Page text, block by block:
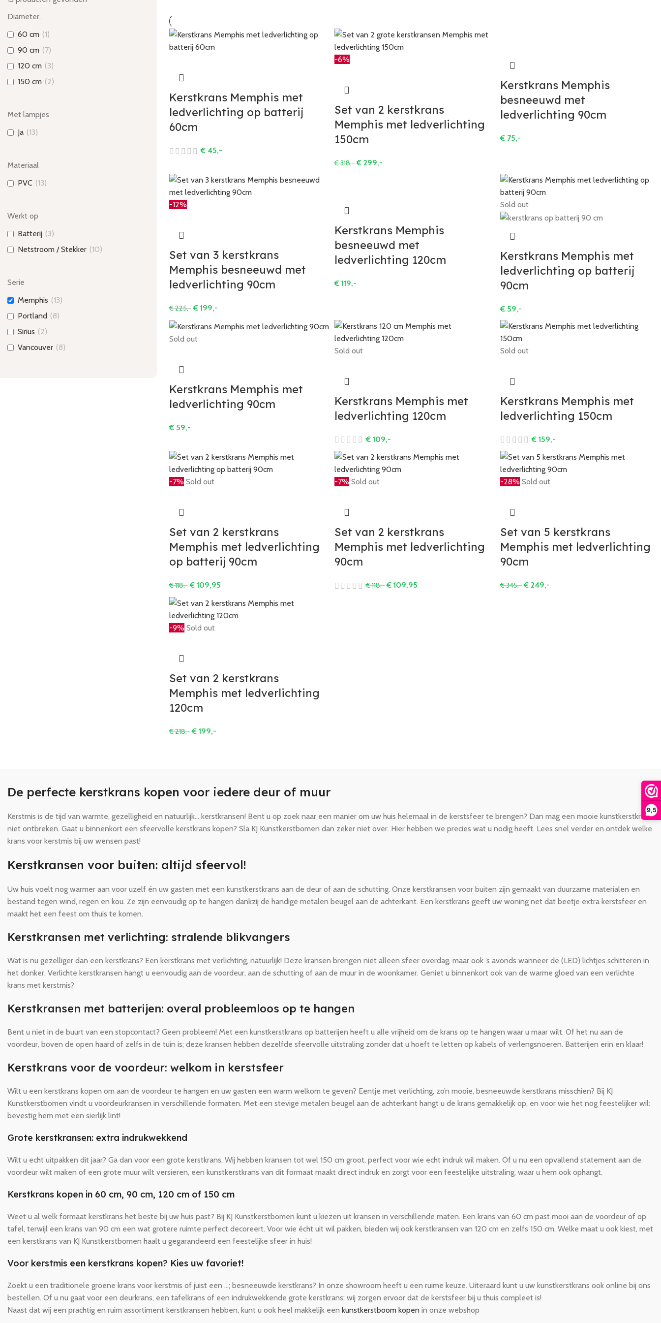
9,5
Diameter.
60 cm (1)
90 cm (7)
120 cm (3)
150 cm (2)
Met lampjes
Ja (13)
Materiaal
PVC (13)
Werkt op
Batterij (3)
Netstroom / Stekker (10)
Serie
Memphis (13)
Portland (8)
Sirius (2)
Vancouver (8)
Kerstkrans Memphis met
ledverlichting op batterij
60cm
€45,-
-6%
Set van 2 kerstkrans
Memphis met ledverlichting
150cm
€318,- € 299,-
Kerstkrans Memphis
besneeuwd met
ledverlichting 90cm
€ 75,-
-12%
Set van 3 kerstkrans
Memphis besneeuwd met
ledverlichting 90cm
€225,- €199,-
Kerstkrans Memphis
besneeuwd met
ledverlichting 120cm
€ 119,-
Sold out
Kerstkrans Memphis met
ledverlichting op batterij
90cm
€ 59,-
Sold out
Kerstkrans Memphis met
ledverlichting 90cm
€59,-
Sold out
Kerstkrans Memphis met
ledverlichting 120cm
€ 109,-
Sold out
Kerstkrans Memphis met
ledverlichting 150cm
€ 159,-
-7% Sold out
Set van 2 kerstkrans
Memphis met ledverlichting
op batterij 90cm
€118,- €109,95
-7% Sold out
Set van 2 kerstkrans
Memphis met ledverlichting
90cm
€118,- € 109,95
-28% Sold out
Set van 5 kerstkrans
Memphis met ledverlichting
90cm
€345,- € 249,-
-9% Sold out
Set van 2 kerstkrans
Memphis met ledverlichting
120cm
€218,- €199,-
De perfecte kerstkrans kopen voor iedere deur of muur
Kerstmis is de tijd van warmte, gezelligheid en natuurlijk… kerstkransen! Bent u op zoek naar een manier om uw huis helemaal in de kerstsfeer te brengen? Dan mag een mooie kunstkerstkrans
niet ontbreken. Gaat u binnenkort een sfeervolle kerstkrans kopen? Sla KJ Kunstkerstbomen dan zeker niet over. Hier hebben we precies wat u nodig heeft. Lees snel verder en ontdek welke
krans voor kerstmis bij uw wensen past!
Kerstkransen voor buiten: altijd sfeervol!
Uw huis voelt nog warmer aan voor uzelf én uw gasten met een kunstkerstkrans aan de deur of aan de schutting. Onze kerstkransen voor buiten zijn gemaakt van duurzame materialen en
bestand tegen wind, regen en kou. Ze zijn eenvoudig op te hangen dankzij de handige metalen beugel aan de achterkant. Een kerstkrans geeft uw woning net dat beetje extra kerstsfeer en
maakt het een feest om thuis te komen.
Kerstkransen met verlichting: stralende blikvangers
Wat is nu gezelliger dan een kerstkrans? Een kerstkrans met verlichting, natuurlijk! Deze kransen brengen niet alleen sfeer overdag, maar ook ’s avonds wanneer de (LED) lichtjes schitteren in
het donker. Verlichte kerstkransen hangt u eenvoudig aan de voordeur, aan de schutting of aan de muur in de woonkamer. Geniet u binnenkort ook van de warme gloed van een verlichte
krans met kerstmis?
Kerstkransen met batterijen: overal probleemloos op te hangen
Bent u niet in de buurt van een stopcontact? Geen probleem! Met een kunstkerstkrans op batterijen heeft u alle vrijheid om de krans op te hangen waar u maar wilt. Of het nu aan de
voordeur, boven de open haard of zelfs in de tuin is; deze kransen hebben dezelfde sfeervolle uitstraling zonder dat u hoeft te letten op kabels of verlengsnoeren. Batterijen erin en klaar!
Kerstkrans voor de voordeur: welkom in kerstsfeer
Wilt u een kerstkrans kopen om aan de voordeur te hangen en uw gasten een warm welkom te geven? Eentje met verlichting, zo’n mooie, besneeuwde kerstkrans misschien? Bij KJ
Kunstkerstbomen vindt u voordeurkransen in verschillende formaten. Met een stevige metalen beugel aan de achterkant hangt u de krans gemakkelijk op, en voor wie het nog feestelijker wil:
bevestig hem met een sierlijk lint!
Grote kerstkransen: extra indrukwekkend
Wilt u echt uitpakken dit jaar? Ga dan voor een grote kerstkrans. Wij hebben kransen tot wel 150 cm groot, perfect voor wie echt indruk wil maken. Of u nu een opvallend statement aan de
voordeur wilt maken of een grote muur wilt versieren, een kunstkerstkrans van dit formaat maakt direct indruk en zorgt voor een feestelijke uitstraling, waar u hem ook ophangt.
Kerstkrans kopen in 60 cm, 90 cm, 120 cm of 150 cm
Weet u al welk formaat kerstkrans het beste bij uw huis past? Bij KJ Kunstkerstbomen kunt u kiezen uit kransen in verschillende maten. Een krans van 60 cm past mooi aan de voordeur of op
tafel, terwijl een krans van 90 cm een wat grotere ruimte perfect decoreert. Voor wie écht uit wil pakken, bieden wij ook kerstkransen van 120 cm en zelfs 150 cm. Welke maat u ook kiest, met
een kerstkrans van KJ Kunstkerstbomen haalt u gegarandeerd een feestelijke sfeer in huis!
Voor kerstmis een kerstkrans kopen? Kies uw favoriet!
Zoekt u een traditionele groene krans voor kerstmis of juist een …; besneeuwde kerstkrans? In onze showroom heeft u een ruime keuze. Uiteraard kunt u uw kunstkerstkrans ook online bij ons
bestellen. Of u nu gaat voor een deurkrans, een tafelkrans of een indrukwekkende grote kerstkrans; wij zorgen ervoor dat de kerstsfeer bij u thuis compleet is!
Naast dat wij een prachtig en ruim assortiment kerstkransen hebben, kunt u ook heel makkelijk een kunstkerstboom kopen in onze webshop